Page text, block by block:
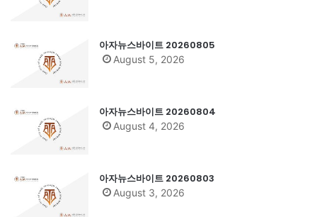
아자뉴스바이트 20260805
August 5, 2026
아자뉴스바이트 20260804
August 4, 2026
아자뉴스바이트 20260803
August 3, 2026